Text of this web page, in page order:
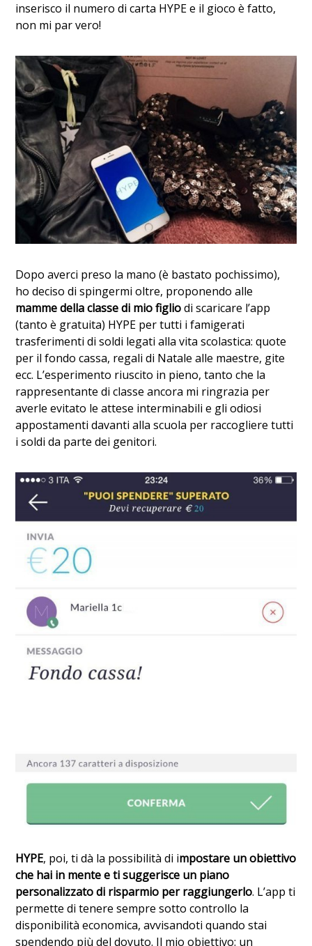
inserisco il numero di carta HYPE e il gioco è fatto,
non mi par vero!
Dopo averci preso la mano (è bastato pochissimo),
ho deciso di spingermi oltre, proponendo alle
mamme della classe di mio figliodi scaricare l’app
(tanto è gratuita) HYPE per tutti i famigerati
trasferimenti di soldi legati alla vita scolastica: quote
per il fondo cassa, regali di Natale alle maestre, gite
ecc. L’esperimento riuscito in pieno, tanto che la
rappresentante di classe ancora mi ringrazia per
averle evitato le attese interminabili e gli odiosi
appostamenti davanti alla scuola per raccogliere tutti
i soldi da parte dei genitori.
HYPE, poi, ti dà la possibilità di impostare un obiettivo
che hai in mente e ti suggerisce un piano
personalizzato di risparmio per raggiungerlo. L’app ti
permette di tenere sempre sotto controllo la
disponibilità economica, avvisandoti quando stai
spendendo più del dovuto. Il mio obiettivo: un